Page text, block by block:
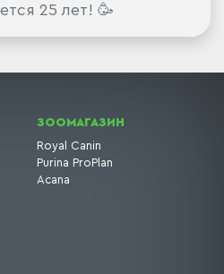
25 лет! 🥳
ЗООМАГАЗИН
Royal Canin
Purina ProPlan
Acana